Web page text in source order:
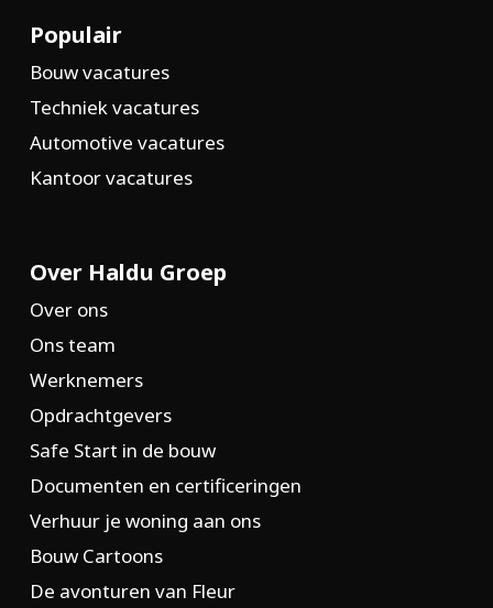
Populair
Bouw vacatures
Techniek vacatures
Automotive vacatures
Kantoor vacatures
Over Haldu Groep
Over ons
Ons team
Werknemers
Opdrachtgevers
Safe Start in de bouw
Documenten en certificeringen
Verhuur je woning aan ons
Bouw Cartoons
De avonturen van Fleur